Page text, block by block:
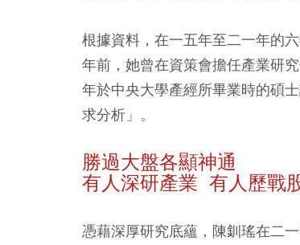
根據資料，在一五年至二一年的
年前，她曾在資策會擔任產業研
年於中央大學產經所畢業時的碩
求分析」。
勝過大盤各顯神通
有人深研產業 有人歷戰
憑藉深厚研究底蘊，陳釧瑤在二